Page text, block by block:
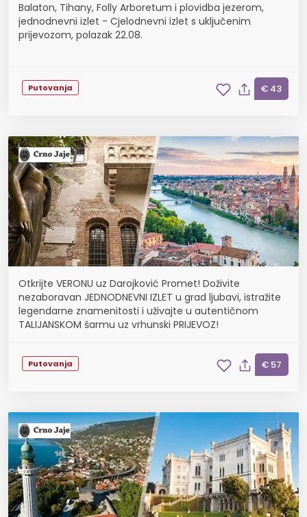
Balaton, Tihany, Folly Arboretum i plovidba jezerom,
jednodnevni izlet - Cjelodnevni izlet s uključenim
prijevozom, polazak 22.08.
Putovanja € 43
Otkrijte VERONU uz Darojković Promet! Doživite
nezaboravan JEDNODNEVNI IZLET u grad ljubavi, istražite
legendarne znamenitosti i uživajte u autentičnom
TALIJANSKOM šarmu uz vrhunski PRIJEVOZ!
Putovanja € 57